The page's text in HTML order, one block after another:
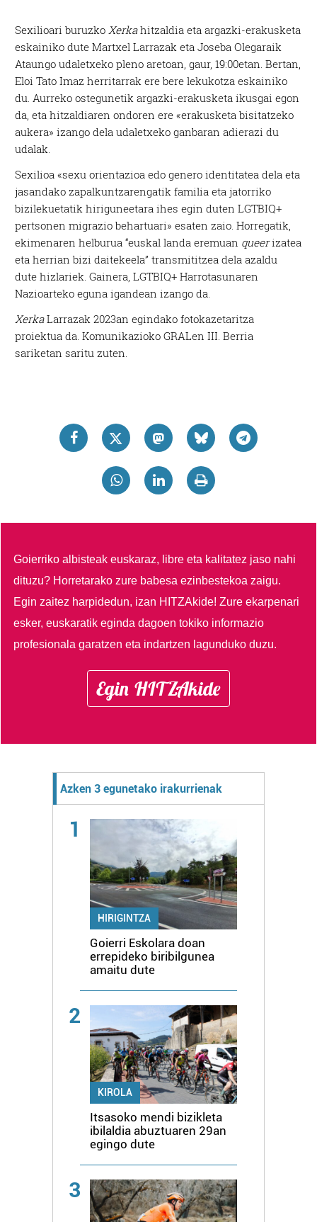
Sexilioari buruzko Xerkahitzaldia eta argazki-erakusketa
eskainiko dute Martxel Larrazak eta Joseba Olegaraik
Ataungo udaletxeko pleno aretoan, gaur, 19:00etan. Bertan,
Eloi Tato Imaz herritarrak ere bere lekukotza eskainiko
du. Aurreko ostegunetik argazki-erakusketa ikusgai egon
da, eta hitzaldiaren ondoren ere «erakusketa bisitatzeko
aukera» izango dela udaletxeko ganbaran adierazi du
udalak.
Sexilioa «sexu orientazioa edo genero identitatea dela eta
jasandako zapalkuntzarengatik familia eta jatorriko
bizilekuetatik hiriguneetara ihes egin duten LGTBIQ+
pertsonen migrazio behartuari» esaten zaio. Horregatik,
ekimenaren helburua “euskal landa eremuan queerizatea
eta herrian bizi daitekeela” transmititzea dela azaldu
dute hizlariek. Gainera, LGTBIQ+ Harrotasunaren
Nazioarteko eguna igandean izango da.
XerkaLarrazak 2023an egindako fotokazetaritza
proiektua da. Komunikazioko GRALen III. Berria
sariketan saritu zuten.
Goierriko albisteak euskaraz, libre eta kalitatez jaso nahi
dituzu? Horretarako zure babesa ezinbestekoa zaigu.
Egin zaitez harpidedun, izan HITZAkide!Zure ekarpenari
esker, euskaratik eginda dagoen tokiko informazio
profesionala garatzen eta indartzen lagunduko duzu.
Egin HITZAkide
Azken 3 egunetako irakurrienak
1
HIRIGINTZA
Goierri Eskolara doan
errepideko biribilgunea
amaitu dute
2
KIROLA
Itsasoko mendi bizikleta
ibilaldia abuztuaren 29an
egingo dute
3